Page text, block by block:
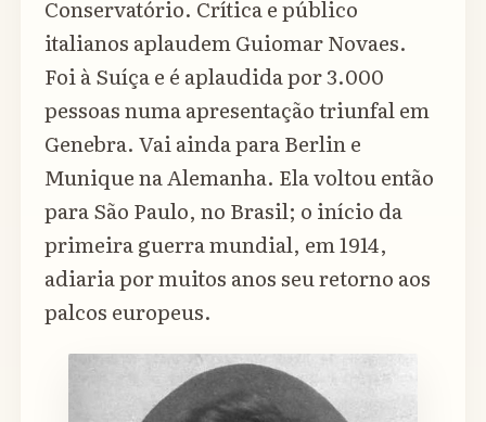
Conservatório. Crítica e público
italianos aplaudem Guiomar Novaes.
Foi à Suíça e é aplaudida por 3.000
pessoas numa apresentação triunfal em
Genebra. Vai ainda para Berlin e
Munique na Alemanha. Ela voltou então
para São Paulo, no Brasil; o início da
primeira guerra mundial, em 1914,
adiaria por muitos anos seu retorno aos
palcos europeus.